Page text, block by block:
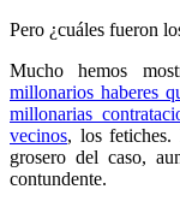
Pero ¿cuáles fueron
Mucho hemos
millonarios haberes
millonarias
vecinos, los fetiches.
grosero del caso,
contundente.